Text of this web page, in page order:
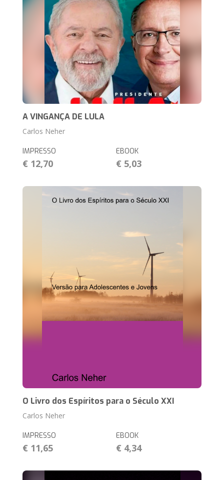
A VINGANÇA DE LULA
Carlos Neher
IMPRESSO
€ 12,70
EBOOK
€ 5,03
O Livro dos Espíritos para o Século XXI
Carlos Neher
IMPRESSO
€ 11,65
EBOOK
€ 4,34